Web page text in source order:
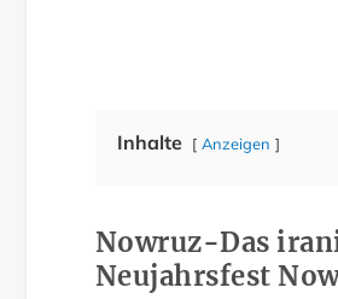
Inhalte Anzeigen
Nowruz-Das
Neujahrsfest